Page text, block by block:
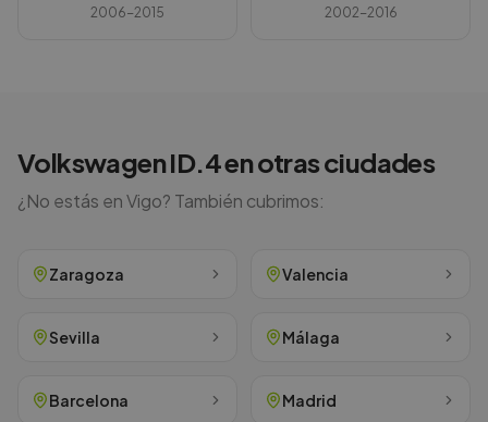
2006-2015 2002-2016
VolkswagenID.4en otras ciudades
¿No estás enVigo? También cubrimos:
Zaragoza Valencia
Sevilla Málaga
Barcelona Madrid